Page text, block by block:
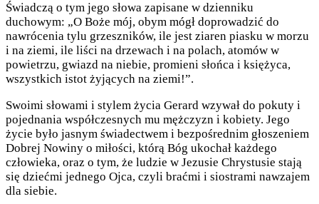
Świadczą o tym jego słowa zapisane w dzienniku
duchowym: „O Boże mój, obym mógł doprowadzić do
nawrócenia tylu grzeszników, ile jest ziaren piasku w morzu
i na ziemi, ile liści na drzewach i na polach, atomów w
powietrzu, gwiazd na niebie, promieni słońca i księżyca,
wszystkich istot żyjących na ziemi!”.
Swoimi słowami i stylem życia Gerard wzywał do pokuty i
pojednania współczesnych mu mężczyzn i kobiety. Jego
życie było jasnym świadectwem i bezpośrednim głoszeniem
Dobrej Nowiny o miłości, którą Bóg ukochał każdego
człowieka, oraz o tym, że ludzie w Jezusie Chrystusie stają
się dziećmi jednego Ojca, czyli braćmi i siostrami nawzajem
dla siebie.